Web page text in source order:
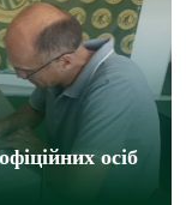
осіб